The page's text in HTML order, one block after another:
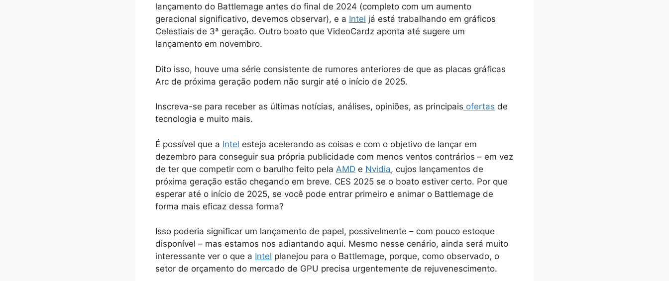
lançamento do Battlemage antes do final de 2024 (completo com um aumento
geracional significativo, devemos observar), e a Intel já está trabalhando em gráficos
Celestiais de 3ª geração. Outro boato que VideoCardz aponta até sugere um
lançamento em novembro.
Dito isso, houve uma série consistente de rumores anteriores de que as placas gráficas
Arc de próxima geração podem não surgir até o início de 2025.
Inscreva-se para receber as últimas notícias, análises, opiniões, as principais ofertas de
tecnologia e muito mais.
É possível que a Intel esteja acelerando as coisas e com o objetivo de lançar em
dezembro para conseguir sua própria publicidade com menos ventos contrários – em vez
de ter que competir com o barulho feito pela AMD e Nvidia, cujos lançamentos de
próxima geração estão chegando em breve. CES 2025 se o boato estiver certo. Por que
esperar até o início de 2025, se você pode entrar primeiro e animar o Battlemage de
forma mais eficaz dessa forma?
Isso poderia significar um lançamento de papel, possivelmente – com pouco estoque
disponível – mas estamos nos adiantando aqui. Mesmo nesse cenário, ainda será muito
interessante ver o que a Intel planejou para o Battlemage, porque, como observado, o
setor de orçamento do mercado de GPU precisa urgentemente de rejuvenescimento.